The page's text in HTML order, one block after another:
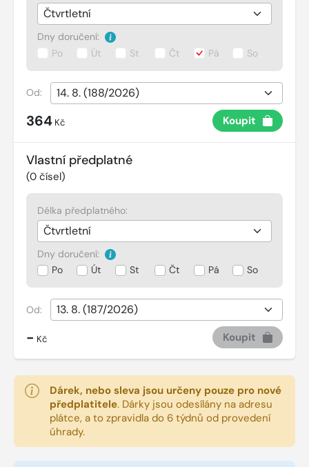
Dny doručení:
Po
Út St Čt Pá So
Od:
364 Kč Koupit
Vlastní předplatné
(0 čísel)
Délka předplatného:
Dny doručení:
Po
Út St Čt Pá So
Od:
- Kč Koupit
Dárek, nebo sleva jsou určeny pouze pro nové
předplatitele. Dárky jsou odesílány na adresu
plátce, a to zpravidla do 6 týdnů od provedení
úhrady.